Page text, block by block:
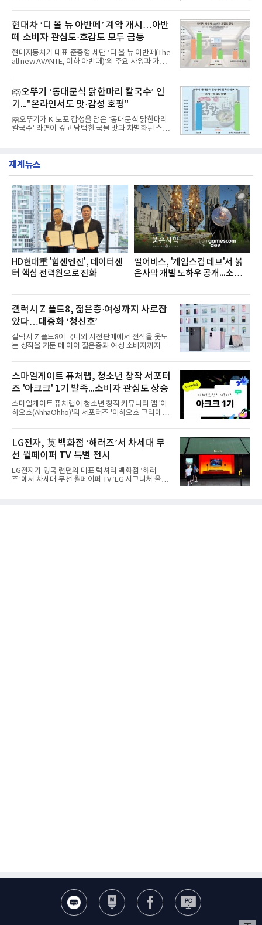
디교육, 대교, 디지
이 순으로 뒤를 이었다.7일 한국기업평판연구소(소장
구창환)는 산업통상자원부 공공기관 41개 브랜드를
대상으로 지난 7월 7일부터 8월 7일까지 수집된 소비
자 빅데이터 91,102,549건을 분석한 결과, 한국전력
공사가 브랜드평판지수 10,670,633을 기록하며 8월
1위에 올랐다고 밝혔다. 분석에 활용된 빅데이터는 지
난 7월(88,893,823건) 대비 2.48% 증가한 수치다.연
수력원자력, 한국석
현대차 ‘디 올 뉴 아반떼’ 계약 개시…아반
떼 소비자 관심도·호감도 모두 급등
현대자동차가 대표 준중형 세단 ‘디 올 뉴 아반떼(The
all new AVANTE, 이하 아반떼)’의 주요 사양과 가격
떼는 6년 만에 선보이는 8세대 완전변경 모델로, ▲정
교한 선과 면을 중심으로 완성한 파격적인 디자인 ▲
과거 중형 세단 수준으로 확대된 차체 제원 ▲글로벌
최고 수준의 안전성 ▲성능과 효율을 동시에 높인 주
행 완성도 ▲첨단 편의 및 디지털 사양 적용 등을 통해
글로벌 준중형 세단의 새로운 기준을 세웠다.아반떼
는 가솔린 2.0과 1.6 하이브리드 두 가지 파워트레인
넘
㈜오뚜기 ‘동대문식 닭한마리 칼국수’ 인
기..."온라인서도 맛·감성 호평"
㈜오뚜기가 K-노포 감성을 담은 ‘동대문식 닭한마리
칼국수’ 라면이 깊고 담백한 국물 맛과 차별화된 스토
단 18일 만에 누적 판매량 50만 개를 돌파하는 성과를
했다. 자극적이지 않으면서도 깊은 닭육수에 마늘의
개운한 풍미를 더했으며, 국물이 잘 배어들면서도 쫄
깃한 식감이 살아있는 칼국수 면발을 정교하게 구현
했다는게 회사측의 설명이다.실제 현장 시식 행사에
서도
재계뉴스
HD현대重 '힘센엔진', 데이터센
터 핵심 전력원으로 진화
펄어비스, '게임스컴 데브'서 붉
은사막 개발 노하우 공개...소비자
갤럭시 Z 폴드8, 젊은층·여성까지 사로잡
았다…대중화 ‘청신호’
갤럭시 Z 폴드8이 국내외 사전판매에서 전작을 웃도
는 성적을 거둔 데 이어 젊은층과 여성 소비자까지 빠
산성을 앞세운 기존 폴드의 소비자층에서 벗어나 디
자인과 휴대성을 강화하면서 폴더블폰의 대중화를 본
격화하고 있다는 분석이 나온다.10일 카운터포인트
리서치에 따르면 갤럭시 Z8 시리즈의 글로벌 사전판
매량은 전작 대비 30% 이상 증가했다. 국내 사전판매
량은 전작 대비 39% 늘었고 유럽에서도 20% 이상
증가했다. 미국에서도 역대 폴드 시리즈 가운데 가장
폼팩터 변화가 영향
스마일게이트 퓨처랩, 청소년 창작 서포터
즈 '아크크' 1기 발족...소비자 관심도 상승
스마일게이트 퓨처랩이 청소년 창작 커뮤니티 앱 '아
하오호(AhhaOhho)'의 서포터즈 '아하오호 크리에이
기를 발족했다고 10일 밝혔다.아하오호는 퓨처랩이
지난 10년간 오프라인 공간에서 운영해 온 창의환경
철학을 디지털로 확장한 플랫폼이다. 학습자가 자신
의 관심사에서 출발해 직접 만들고 시행착오를 겪으
며 배움을 넓혀가도록 설계됐다. 디지털 콘텐츠를 소
비만 하기 쉬운 AI 시대의 아이들에게 정답을 따라가
는 능력보다 스스로 질문하고 만들어보는 '주체적 배
LG전자, 英 백화점 ‘해러즈’서 차세대 무
선 월페이퍼 TV 특별 전시
LG전자가 영국 런던의 대표 럭셔리 백화점 ‘해러
즈’에서 차세대 무선 월페이퍼 TV ‘LG 시그니처 올레